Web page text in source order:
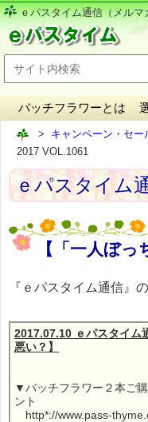
ｅパスタイム通信（メルマ
バッチフラワーとは
キャンペーン・セー
2017 VOL.1061
ｅパスタイム
【「一人ぼっ
『ｅパスタイム通信』
2017.07.10 ｅパスタイム
悪い？】
▼バッチフラワー２本ご
ント
http*://www.pass-